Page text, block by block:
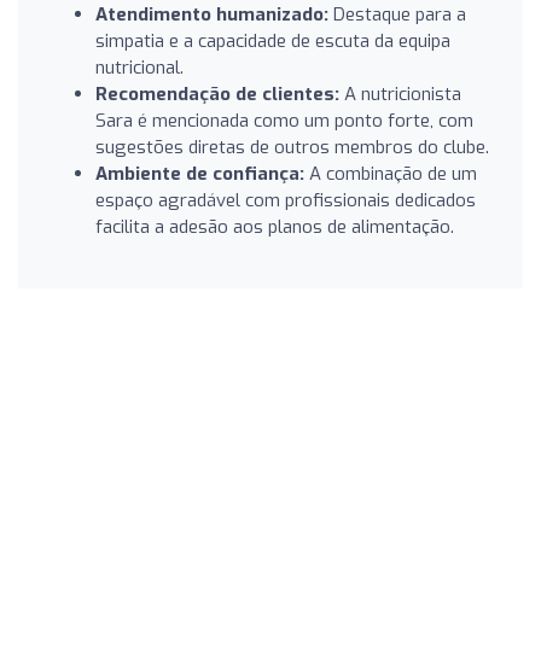
Atendimento humanizado: Destaque para a
simpatia e a capacidade de escuta da equipa
nutricional.
Recomendação de clientes: A nutricionista
Sara é mencionada como um ponto forte, com
sugestões diretas de outros membros do clube.
Ambiente de confiança: A combinação de um
espaço agradável com profissionais dedicados
facilita a adesão aos planos de alimentação.